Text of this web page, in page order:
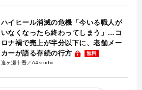
ハイヒール消滅の危機「今いる職人が
いなくなったら終わってしまう」…コ
ロナ禍で売上が半分以下に、老舗メー
カーが語る存続の行方
無料
逢ヶ瀬十吾／A4studio